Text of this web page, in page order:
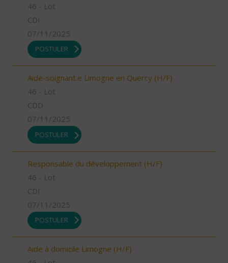
46 - Lot
CDI
07/11/2025
POSTULER
Aide-soignant.e Limogne en Quercy (H/F)
46 - Lot
CDD
07/11/2025
POSTULER
Responsable du développement (H/F)
46 - Lot
CDI
07/11/2025
POSTULER
Aide à domicile Limogne (H/F)